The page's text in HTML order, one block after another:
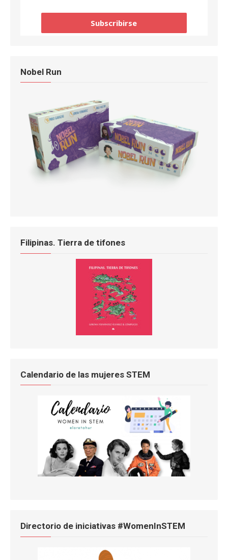
Nobel Run
Filipinas. Tierra de tifones
Calendario de las mujeres STEM
Directorio de iniciativas #WomenInSTEM